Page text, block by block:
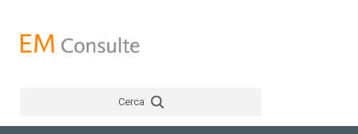
Cerca